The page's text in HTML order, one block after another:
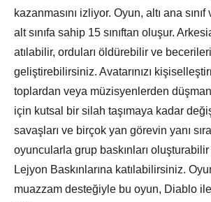
kazanmasını izliyor. Oyun, altı ana
alt sınıfa sahip 15 sınıftan oluşur.
atılabilir, orduları öldürebilir ve
geliştirebilirsiniz. Avatarınızı
toplardan veya müzisyenlerden
için kutsal bir silah taşımaya kadar
savaşları ve birçok yan görevin yanı
oyuncularla grup baskınları
Lejyon Baskınlarına katılabilirsiniz.
muazzam desteğiyle bu oyun, Diablo